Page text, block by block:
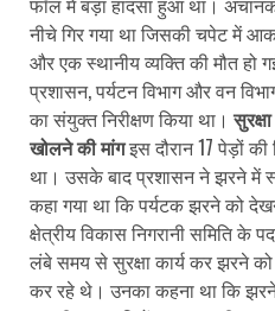
नीचे गिर गया था जिसकी चपेट में
और एक स्थानीय व्यक्ति की मौत हो
प्रशासन, पर्यटन विभाग और वन
का संयुक्त निरीक्षण किया था।
खोलने की मांगइस दौरान 17 पेड़ों की
था। उसके बाद प्रशासन ने झरने में
कहा गया था कि पर्यटक झरने को
क्षेत्रीय विकास निगरानी समिति के
लंबे समय से सुरक्षा कार्य कर झरने
कर रहे थे। उनका कहना था कि झरने